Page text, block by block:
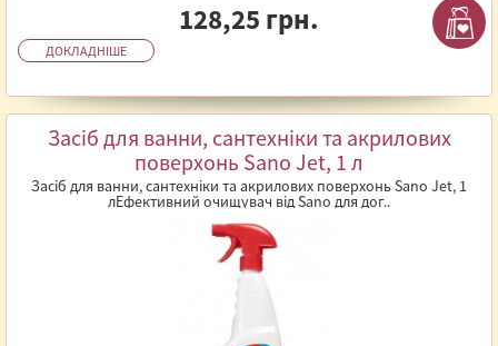
128,25 грн.
ДОКЛАДНІШЕ
Засіб для ванни, сантехніки та акрилових
поверхонь Sano Jet, 1 л
Засіб для ванни, сантехніки та акрилових поверхонь Sano Jet, 1
лЕфективний очищувач від Sano для дог..